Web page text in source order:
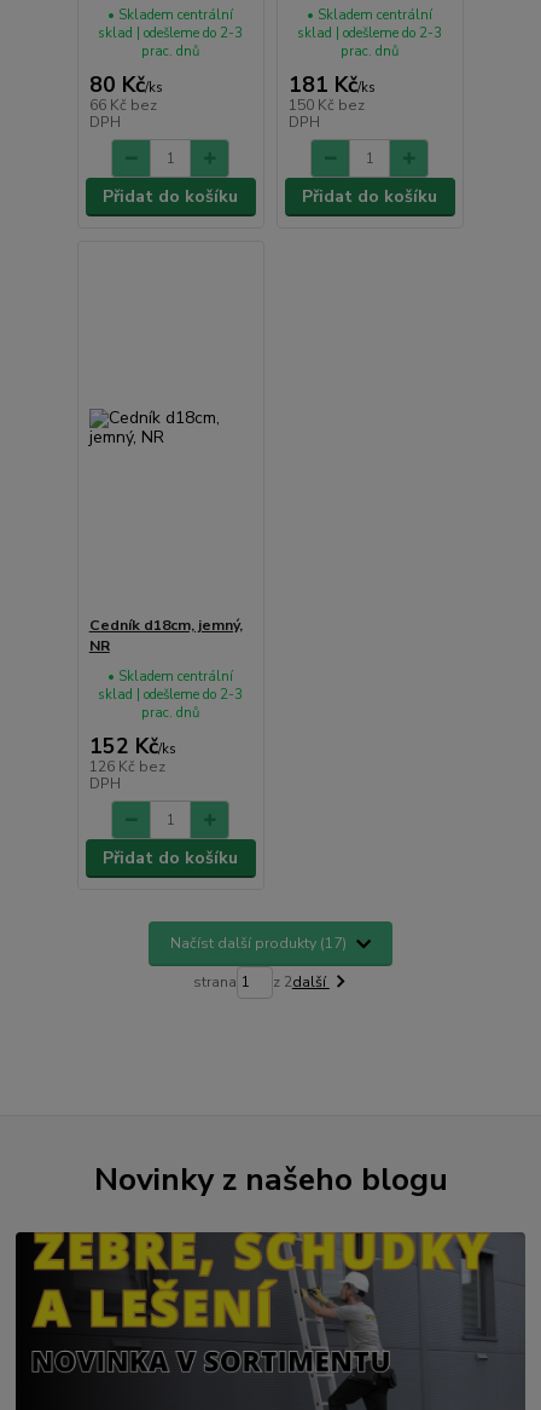
80 Kč/ks
66 Kč bez
DPH
• Skladem centrální
sklad | odešleme do 2-3
prac. dnů
Přidat do košíku
181 Kč/ks
150 Kč bez
DPH
• Skladem centrální
sklad | odešleme do 2-3
prac. dnů
Přidat do košíku
Cedník d18cm, jemný,
NR
152 Kč/ks
126 Kč bez
DPH
• Skladem centrální
sklad | odešleme do 2-3
prac. dnů
Přidat do košíku
Načíst další produkty (17)
strana z 2další
Novinky z našeho blogu